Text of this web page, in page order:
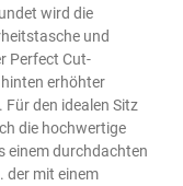
wird die
und
Perfect Cut-
erhöhter
den idealen Sitz
die hochwertige
einem durchdachten
der mit einem